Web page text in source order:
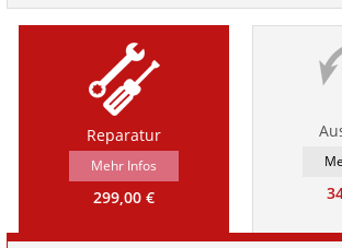
Reparatur
Mehr Infos
299,00 €